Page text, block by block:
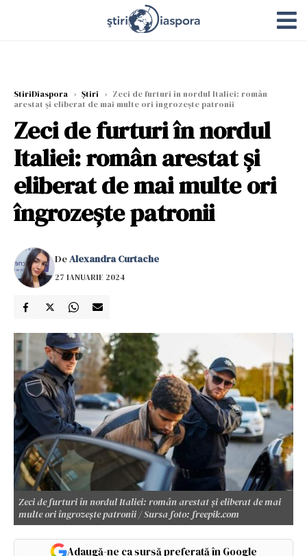
StiriDiaspora › Știri › Zeci de furturi în nordul Italiei: român
arestat și eliberat de mai multe ori îngrozește patronii
Zeci de furturi în nordul
Italiei: român arestat și
eliberat de mai multe ori
îngrozește patronii
DeAlexandra Curtache
27 IANUARIE 2024
Zeci de furturi în nordul Italiei: român arestat și eliberat de mai
multe ori îngrozește patronii / Sursa foto: freepik.com
Adaugă-ne ca sursă preferată în Google